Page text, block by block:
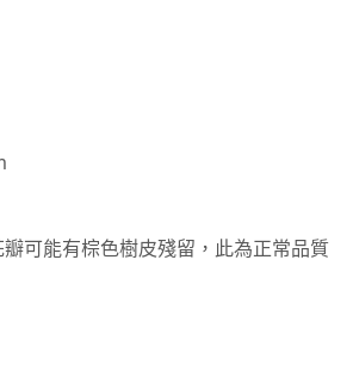
瓣可能有棕色樹皮殘留，此為正常品質